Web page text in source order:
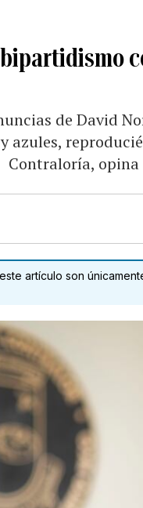
de David
azules,
Contraloría,
artículo son